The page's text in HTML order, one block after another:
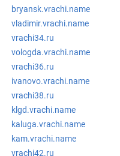
bryansk.vrachi.name
vladimir.vrachi.name
vrachi34.ru
vologda.vrachi.name
vrachi36.ru
ivanovo.vrachi.name
vrachi38.ru
klgd.vrachi.name
kaluga.vrachi.name
kam.vrachi.name
vrachi42.ru